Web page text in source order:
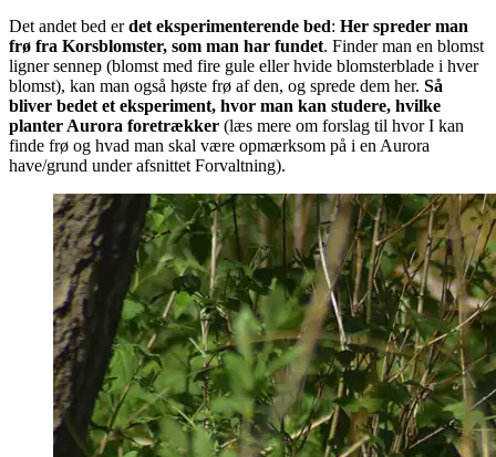
Det andet bed erdet eksperimenterende bed: Her spreder man
frø fra Korsblomster, som man har fundet. Finder man en blomst
ligner sennep (blomst med fire gule eller hvide blomsterblade i hver
blomst), kan man også høste frø af den, og sprede dem her. Så
bliver bedet et eksperiment, hvor man kan studere, hvilke
planter Aurora foretrækker (læs mere om forslag til hvor I kan
finde frø og hvad man skal være opmærksom på i en Aurora
have/grund under afsnittet Forvaltning).